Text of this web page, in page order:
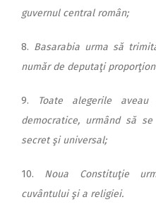
guvernul central român;
8. Basarabia urma să
nu­măr de deputaţi
9.
Toate alegerile
democratice, urmând să
secret şi universal;
10. Noua Constituţie
cuvântului şi a religiei.